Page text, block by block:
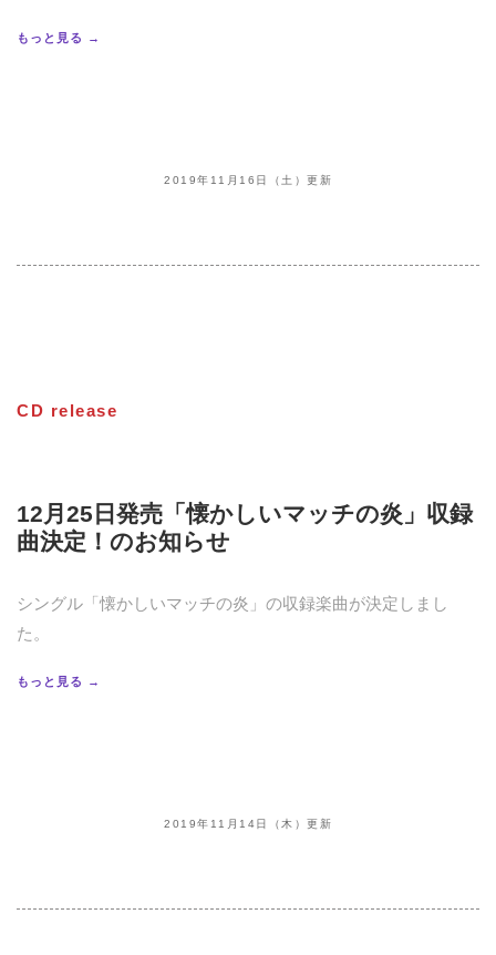
もっと見る →
2019年11月16日（土）更新
CD release
12月25日発売「懐かしいマッチの炎」収録
曲決定！のお知らせ
シングル「懐かしいマッチの炎」の収録楽曲が決定しまし
た。
もっと見る →
2019年11月14日（木）更新